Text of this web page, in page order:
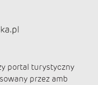
portal turystyczny
przez amb